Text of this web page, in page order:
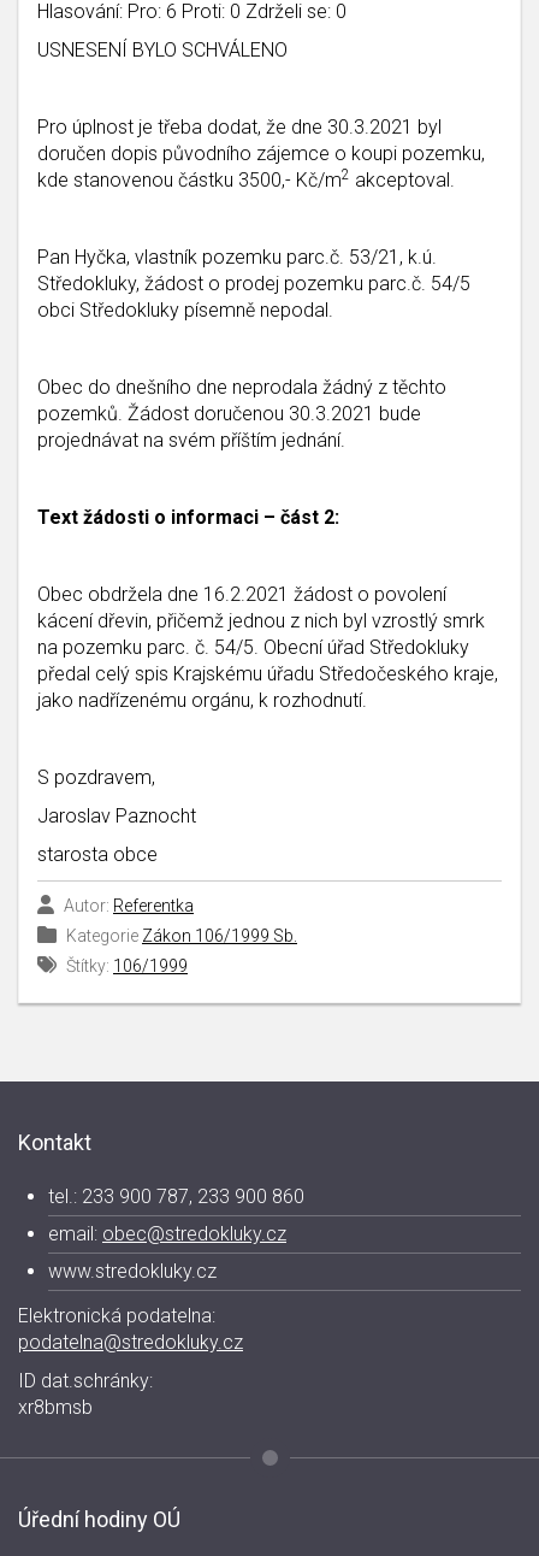
Hlasování: Pro: 6 Proti: 0 Zdrželi se: 0
USNESENÍ BYLO SCHVÁLENO
Pro úplnost je třeba dodat, že dne 30.3.2021 byl
doručen dopis původního zájemce o koupi pozemku,
kde stanovenou částku 3500,- Kč/m2 akceptoval.
Pan Hyčka, vlastník pozemku parc.č. 53/21, k.ú.
Středokluky, žádost o prodej pozemku parc.č. 54/5
obci Středokluky písemně nepodal.
Obec do dnešního dne neprodala žádný z těchto
pozemků. Žádost doručenou 30.3.2021 bude
projednávat na svém příštím jednání.
Text žádosti o informaci – část 2:
Obec obdržela dne 16.2.2021 žádost o povolení
kácení dřevin, přičemž jednou z nich byl vzrostlý smrk
na pozemku parc. č. 54/5. Obecní úřad Středokluky
předal celý spis Krajskému úřadu Středočeského kraje,
jako nadřízenému orgánu, k rozhodnutí.
S pozdravem,
Jaroslav Paznocht
starosta obce
Autor: Referentka
Kategorie Zákon 106/1999 Sb.
Štítky: 106/1999
Kontakt
tel.: 233 900 787, 233 900 860
email: obec@stredokluky.cz
www.stredokluky.cz
Elektronická podatelna:
podatelna@stredokluky.cz
ID dat.schránky:
xr8bmsb
Úřední hodiny OÚ